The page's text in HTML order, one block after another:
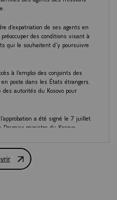
d’expatriation de ses agents en
des conditions visant à
qui le souhaitent d’y poursuivre
à l’emploi des conjoints des
poste dans les États étrangers.
des autorités du Kosovo pour
a été signé le 7 juillet
Premier ministre du Kosovo.
RENDU DU CONSEIL DES